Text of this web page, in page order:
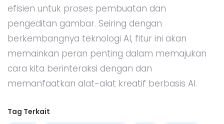
efisien untuk proses pembuatan dan
pengeditan gambar. Seiring dengan
berkembangnya teknologi AI, fitur ini akan
memainkan peran penting dalam memajukan
cara kita berinteraksi dengan dan
memanfaatkan alat-alat kreatif berbasis AI.
Tag Terkait